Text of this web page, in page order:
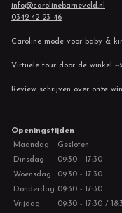
info@carolinebarneveld.nl
0342-42 23 46
Caroline mode voor baby &
Virtuele tour door de winkel --
Review schrijven over onze
Openingstijden
Maandag
Gesloten
Dinsdag
09:30 - 17:30
Woensdag
09:30 - 17:30
Donderdag 09:30 - 17:30
Vrijdag
09:30 - 17:30 /